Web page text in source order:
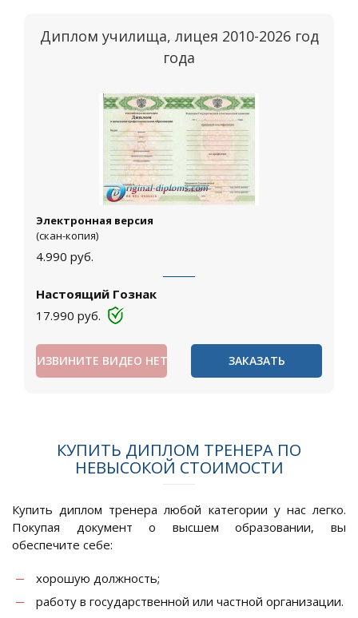
Диплом училища, лицея 2010-2026 год
года
Электронная версия
(скан-копия)
4.990 руб.
Настоящий Гознак
17.990 руб.
ИЗВИНИТЕ ВИДЕО НЕТ ЗАКАЗАТЬ
КУПИТЬ ДИПЛОМ ТРЕНЕРА ПО
НЕВЫСОКОЙ СТОИМОСТИ
Купить диплом тренера любой категории у нас легко.
Покупая документ о высшем образовании, вы
обеспечите себе:
хорошую должность;
работу в государственной или частной организации.